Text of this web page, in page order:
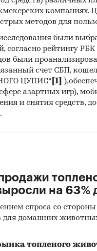
В
DOW,
LOTTE
KG,
FOOD
KIMYA
LTD,
компаниях.
методов для
были
согласно рейтингу
были
счет СБП,
ЦУПИС* [1]
азартных игр),
и снятия средств,
на 63%
спроса со
для домашних
топленого